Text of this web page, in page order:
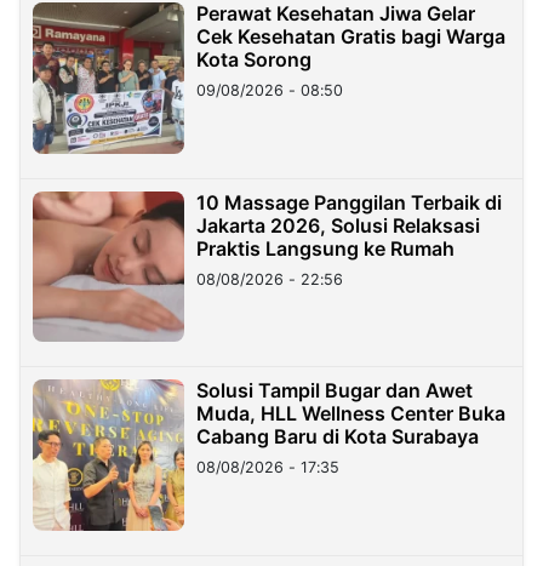
Perawat Kesehatan Jiwa Gelar
Cek Kesehatan Gratis bagi Warga
Kota Sorong
09/08/2026 - 08:50
10 Massage Panggilan Terbaik di
Jakarta 2026, Solusi Relaksasi
Praktis Langsung ke Rumah
08/08/2026 - 22:56
Solusi Tampil Bugar dan Awet
Muda, HLL Wellness Center Buka
Cabang Baru di Kota Surabaya
08/08/2026 - 17:35